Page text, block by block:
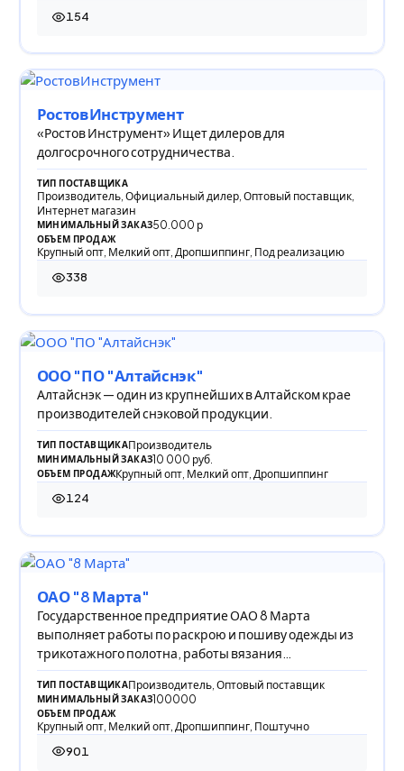
154
154 просмотра
РостовИнструмент
«Ростов Инструмент» Ищет дилеров для
долгосрочного сотрудничества.
ТИП ПОСТАВЩИКА
Производитель, Официальный дилер, Оптовый поставщик,
Интернет магазин
МИНИМАЛЬНЫЙ ЗАКАЗ50.000 р
ОБЪЕМ ПРОДАЖ
Крупный опт, Мелкий опт, Дропшиппинг, Под реализацию
338
338 просмотров
ООО "ПО "Алтайснэк"
Алтайснэк — один из крупнейших в Алтайском крае
производителей снэковой продукции.
ТИП ПОСТАВЩИКАПроизводитель
МИНИМАЛЬНЫЙ ЗАКАЗ10 000 руб.
ОБЪЕМ ПРОДАЖКрупный опт, Мелкий опт, Дропшиппинг
124
124 просмотра
ОАО "8 Марта"
Государственное предприятие ОАО 8 Марта
выполняет работы по раскрою и пошиву одежды из
трикотажного полотна, работы вязания
трикотажного пол
ТИП ПОСТАВЩИКАПроизводитель, Оптовый поставщик
МИНИМАЛЬНЫЙ ЗАКАЗ100000
ОБЪЕМ ПРОДАЖ
Крупный опт, Мелкий опт, Дропшиппинг, Поштучно
901
901 просмотр